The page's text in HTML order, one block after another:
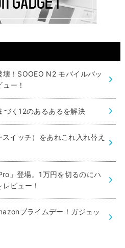
！SOOEO N2 モバイルバッ
ー！
く12のあるあるを解決
イッチ）をあれこれ入れ替え
」登場。1万円を切るのにハ
ビュー！
プライムデー！ガジェッ